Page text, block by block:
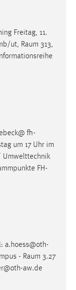
Freitag, 11.
ut, Raum 313,
fh-
um 17 Uhr im
Umwelttechnik
FH-
a.hoess@oth-
- Raum 3.27
aw.de